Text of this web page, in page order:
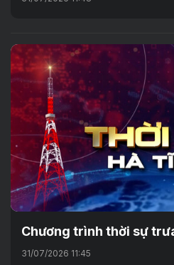
Chương trình thời sự
31/07/2026 11:45